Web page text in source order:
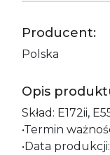
Producent:
Polska
Opis
Skład: E172ii,
•Termin
•Data